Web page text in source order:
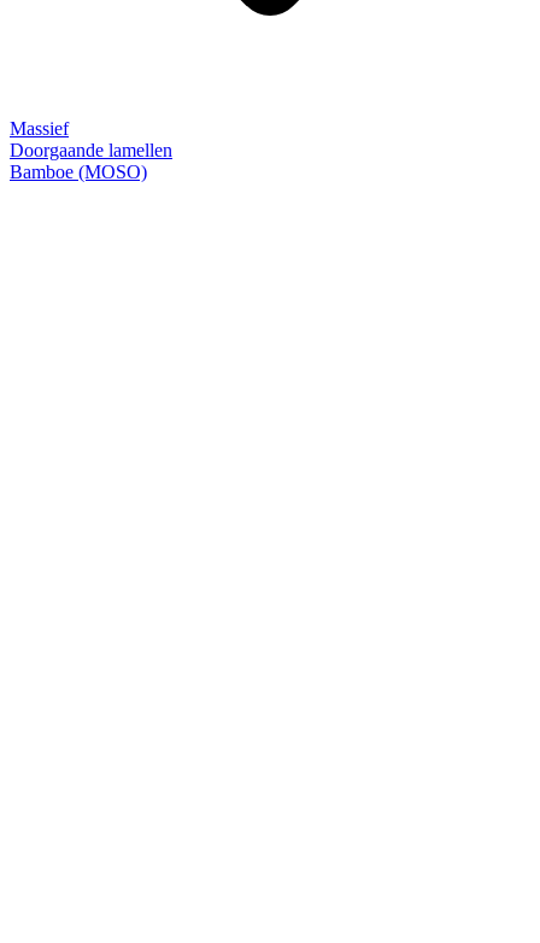
Massief
Doorgaande lamellen
Bamboe (MOSO)